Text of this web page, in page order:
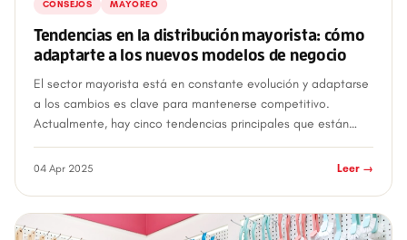
CONSEJOS MAYOREO
Tendencias en la distribución mayorista: cómo
adaptarte a los nuevos modelos de negocio
El sector mayorista está en constante evolución y adaptarse
a los cambios es clave para mantenerse competitivo.
Actualmente, hay cinco tendencias principales que están
transformando la distribución ma...
04 Apr 2025 Leer →